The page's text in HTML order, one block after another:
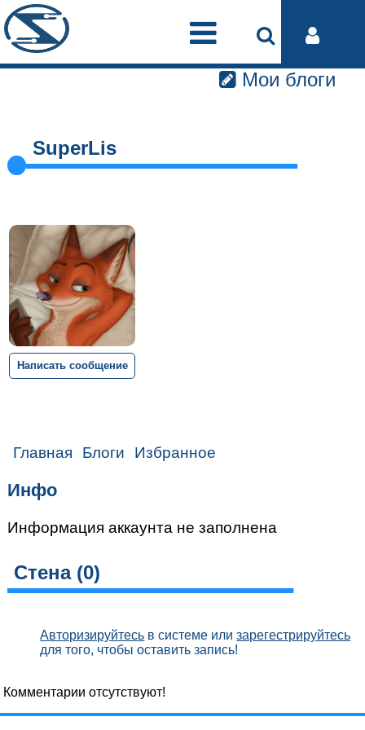
Мои блоги
SuperLis
Написать сообщение
Главная Блоги Избранное
Инфо
Информация аккаунта не заполнена
Стена (0)
Авторизируйтесь в системе илизарегестрируйтесь
для того, чтобы оставить запись!
Комментарии отсутствуют!